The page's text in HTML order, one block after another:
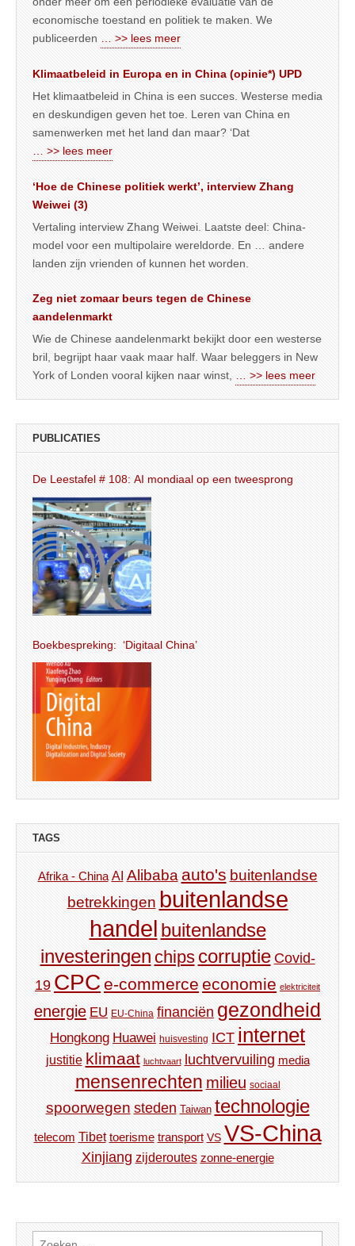
economische toestand en politiek te maken. We
publiceerden … >> lees meer
Klimaatbeleid in Europa en in China (opinie*) UPD
Het klimaatbeleid in China is een succes. Westerse media
en deskundigen geven het toe. Leren van China en
samenwerken met het land dan maar? ‘Dat
… >> lees meer
‘Hoe de Chinese politiek werkt’, interview Zhang
Weiwei (3)
Vertaling interview Zhang Weiwei. Laatste deel: China-
model voor een multipolaire wereldorde. En … andere
landen zijn vrienden of kunnen het worden.
Zeg niet zomaar beurs tegen de Chinese
aandelenmarkt
Wie de Chinese aandelenmarkt bekijkt door een westerse
bril, begrijpt haar vaak maar half. Waar beleggers in New
York of Londen vooral kijken naar winst, … >> lees meer
PUBLICATIES
De Leestafel # 108: AI mondiaal op een tweesprong
Boekbespreking: ‘Digitaal China’
TAGS
Afrika - China AI Alibaba auto's buitenlandse
betrekkingen buitenlandse
handel buitenlandse
investeringen chips corruptie Covid-
19 CPC e-commerce economie elektriciteit
energie EU EU-China financiën gezondheid
Hongkong Huawei huisvesting ICT internet
justitie klimaat luchtvaart luchtvervuiling media
mensenrechten milieu sociaal
spoorwegen steden Taiwan technologie
telecom Tibet toerisme transport VS VS-China
Xinjiang zijderoutes zonne-energie
Zoeken